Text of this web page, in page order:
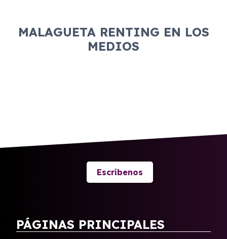
MALAGUETA RENTING EN LOS
MEDIOS
Escríbenos
PÁGINAS PRINCIPALES